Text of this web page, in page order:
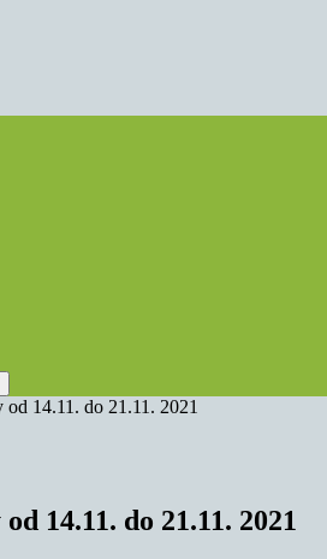
14.11. do 21.11. 2021
14.11. do 21.11. 2021